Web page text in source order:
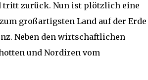
tritt zurück. Nun ist plötzlich eine
großartigsten Land auf der Erde
Neben den wirtschaftlichen
und Nordiren vom